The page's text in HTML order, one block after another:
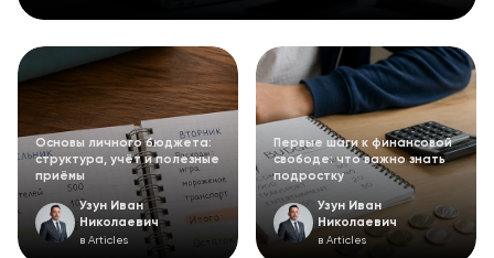
Основы личного бюджета:
структура, учёт и полезные
приёмы
Узун Иван
Николаевич
в Articles
Первые шаги к финансовой
свободе: что важно знать
подростку
Узун Иван
Николаевич
в Articles